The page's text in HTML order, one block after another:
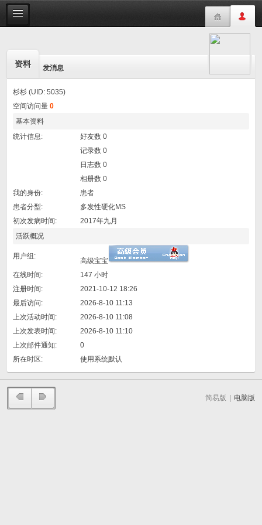
资料 发消息
杉杉 (UID: 5035)
空间访问量 0
基本资料
统计信息:
好友数 0
记录数 0
日志数 0
相册数 0
我的身份:
患者
患者分型:
多发性硬化MS
初次发病时间:
2017年九月
活跃概况
用户组:
高级宝宝
在线时间:
147 小时
注册时间:
2021-10-12 18:26
最后访问:
2026-8-10 11:13
上次活动时间:
2026-8-10 11:08
上次发表时间:
2026-8-10 11:10
上次邮件通知:
0
所在时区:
使用系统默认
简易版 电脑版